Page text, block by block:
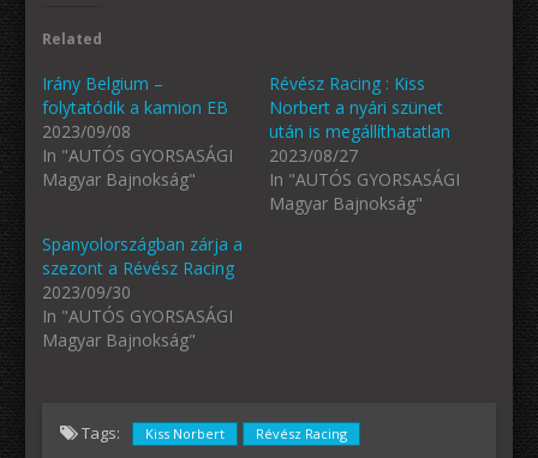
Related
Irány Belgium –
folytatódik a kamion EB
2023/09/08
In "AUTÓS GYORSASÁGI
Magyar Bajnokság"
Révész Racing : Kiss
Norbert a nyári szünet
után is megállíthatatlan
2023/08/27
In "AUTÓS GYORSASÁGI
Magyar Bajnokság"
Spanyolországban zárja a
szezont a Révész Racing
2023/09/30
In "AUTÓS GYORSASÁGI
Magyar Bajnokság"
Tags: Kiss Norbert Révész Racing